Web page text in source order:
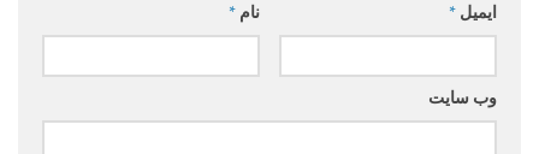
نام * ایمیل *
وب‌ سایت